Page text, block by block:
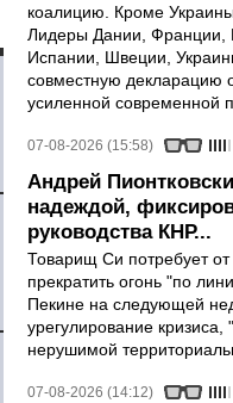
коалицию. Кроме
Лидеры Дании, Франции,
Испании, Швеции,
совместную декларацию
усиленной современной
07-08-2026 (15:58)
Андрей
надеждой,
руководства КНР...
Товарищ Си потребует
прекратить огонь "по
Пекине на следующей
урегулирование
нерушимой
07-08-2026 (14:12)